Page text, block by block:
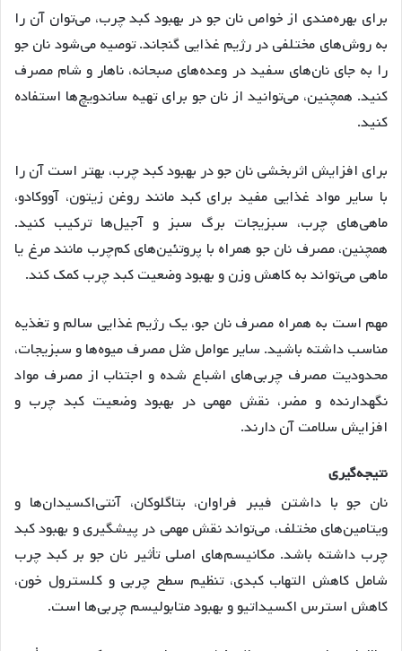
برای بهره‌مندی از خواص نان جو در بهبود کبد چرب، می‌توان آن را
به روش‌های مختلفی در رژیم غذایی گنجاند. توصیه می‌شود نان جو
را به جای نان‌های سفید در وعده‌های صبحانه، ناهار و شام مصرف
کنید. همچنین، می‌توانید از نان جو برای تهیه ساندویچ‌ها استفاده
کنید.
برای افزایش اثربخشی نان جو در بهبود کبد چرب، بهتر است آن را
با سایر مواد غذایی مفید برای کبد مانند روغن زیتون، آووکادو،
ماهی‌های چرب، سبزیجات برگ سبز و آجیل‌ها ترکیب کنید.
همچنین، مصرف نان جو همراه با پروتئین‌های کم‌چرب مانند مرغ یا
ماهی می‌تواند به کاهش وزن و بهبود وضعیت کبد چرب کمک کند.
مهم است به همراه مصرف نان جو، یک رژیم غذایی سالم و تغذیه
مناسب داشته باشید. سایر عوامل مثل مصرف میوه‌ها و سبزیجات،
محدودیت مصرف چربی‌های اشباع شده و اجتناب از مصرف مواد
نگهدارنده و مضر، نقش مهمی در بهبود وضعیت کبد چرب و
افزایش سلامت آن دارند.
نتیجهگیری
نان جو با داشتن فیبر فراوان، بتاگلوکان، آنتی‌اکسیدان‌ها و
ویتامین‌های مختلف، می‌تواند نقش مهمی در پیشگیری و بهبود کبد
چرب داشته باشد. مکانیسم‌های اصلی تأثیر نان جو بر کبد چرب
شامل کاهش التهاب کبدی، تنظیم سطح چربی و کلسترول خون،
کاهش استرس اکسیداتیو و بهبود متابولیسم چربی‌ها است.